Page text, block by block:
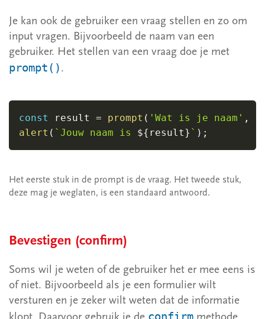
2.10.2 Doorlopen
2.10.3 Aanmaken makeObject
2.10.4 Functies & this
2.11.1 De basis
2.11.2 Functies &amp; this
4 Advanced JavaScript
Node.js
Overig
1 Voorbeelden
Je kan ook de gebruiker een vraag stellen en zo om
input vragen. Bijvoorbeeld de naam van een
gebruiker. Het stellen van een vraag doe je met
prompt() .
const result = prompt ( 'Wat is je naam' ,
alert ( `Jouw naam is ${ result} ` ) ;
Het eerste stuk in de prompt is de vraag. Het tweede stuk,
deze mag je weglaten, is een standaard antwoord.
Bevestigen (confirm)
Soms wil je weten of de gebruiker het er mee eens is
of niet. Bijvoorbeeld als je een formulier wilt
versturen en je zeker wilt weten dat de informatie